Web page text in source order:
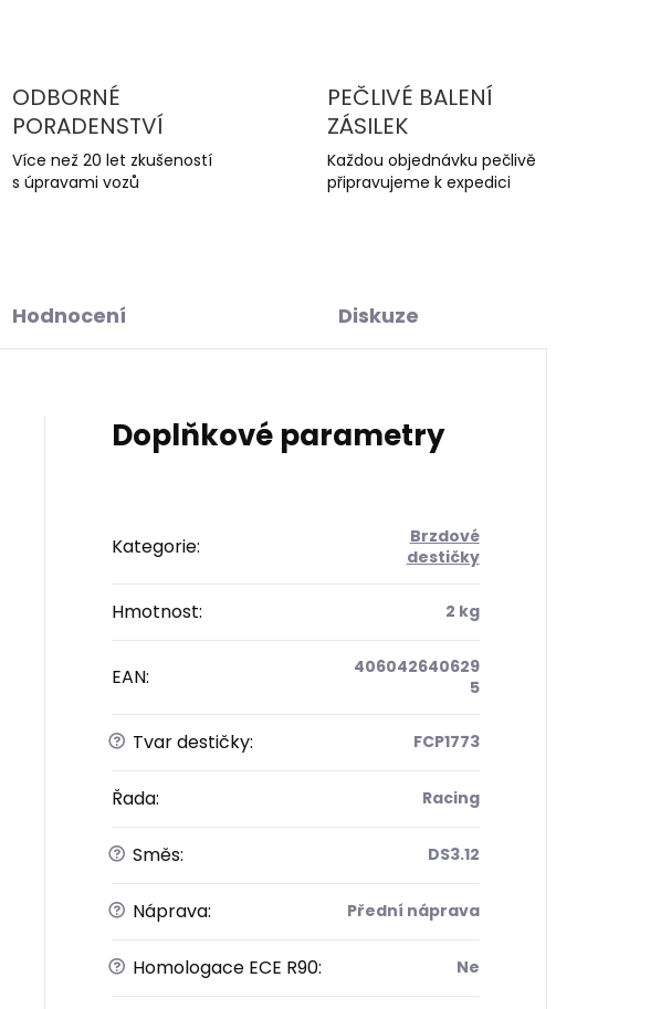
ODBORNÉ
PORADENSTVÍ
Více než 20 let zkušeností
s úpravami vozů
PEČLIVÉ BALENÍ
ZÁSILEK
Každou objednávku pečlivě
připravujeme k expedici
Hodnocení Diskuze
Doplňkové parametry
Kategorie:
Brzdové
destičky
Hmotnost: 2 kg
EAN:
406042640629
5
? Tvar destičky: FCP1773
Řada: Racing
? Směs: DS3.12
? Náprava: Přední náprava
? Homologace ECE R90: Ne